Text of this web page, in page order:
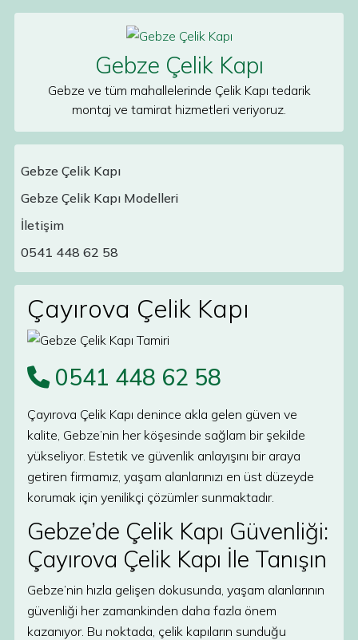
Gebze Çelik Kapı
Gebze ve tüm mahallelerinde Çelik Kapı tedarik
montaj ve tamirat hizmetleri veriyoruz.
Main Navigation
Gebze Çelik Kapı
Gebze Çelik Kapı Modelleri
İletişim
0541 448 62 58
Çayırova Çelik Kapı
0541 448 62 58
Çayırova Çelik Kapı denince akla gelen güven ve
kalite, Gebze’nin her köşesinde sağlam bir şekilde
yükseliyor. Estetik ve güvenlik anlayışını bir araya
getiren firmamız, yaşam alanlarınızı en üst düzeyde
korumak için yenilikçi çözümler sunmaktadır.
Gebze’de Çelik Kapı Güvenliği:
Çayırova Çelik Kapı İle Tanışın
Gebze’nin hızla gelişen dokusunda, yaşam alanlarının
güvenliği her zamankinden daha fazla önem
kazanıyor. Bu noktada, çelik kapıların sunduğu